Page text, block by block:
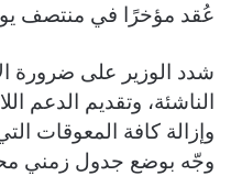
عُقد مؤخرًا في منتصف
شدد الوزير على ضرورة
الناشئة، وتقديم الدعم
وإزالة كافة المعوقات
وجّه بوضع جدول زمني محدد